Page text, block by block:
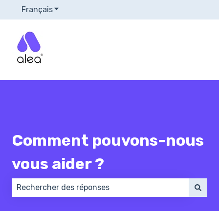
FrançaisAfficher le sous-menu pour les traductions
Comment pouvons-nous
vous aider ?